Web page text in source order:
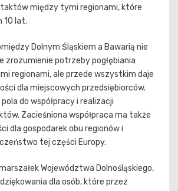
między tymi regionami, które
10 lat.
Dolnym Śląskiem a Bawarią nie
zrozumienie potrzeby pogłębiania
regionami, ale przede wszystkim daje
dla miejscowych przedsiębiorców.
do współpracy i realizacji
Zacieśniona współpraca ma także
dla gospodarek obu regionów i
tej części Europy.
Województwa Dolnośląskiego,
dla osób, które przez